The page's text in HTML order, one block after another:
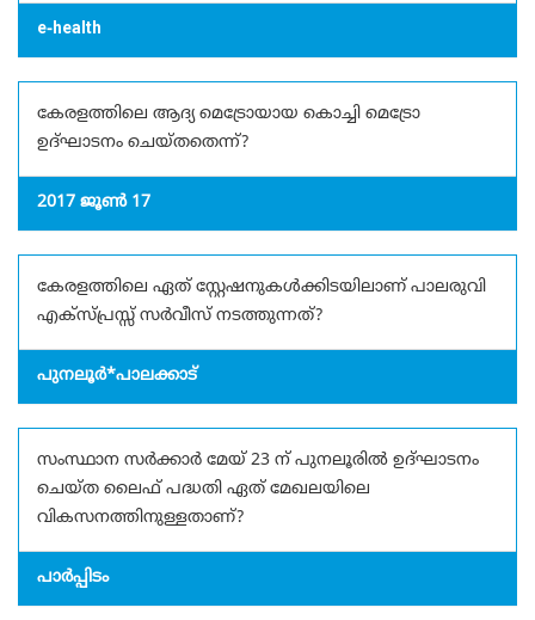
e-health
കേരളത്തിലെ ആദ്യ മെട്രോയായ കൊച്ചി മെട്രോ
ഉദ്ഘാടനം ചെയ്തതെന്ന്?
2017 ജൂൺ 17
കേരളത്തിലെ ഏത് സ്റ്റേഷനുകൾക്കിടയിലാണ് പാലരുവി
എക്സ്പ്രസ്സ് സർവീസ് നടത്തുന്നത്?
പുനലൂർ*പാലക്കാട്
സംസ്ഥാന സർക്കാർ മേയ് 23 ന് പുനലൂരിൽ ഉദ്ഘാടനം
ചെയ്ത ലൈഫ് പദ്ധതി ഏത് മേഖലയിലെ
വികസനത്തിനുള്ളതാണ്?
പാർപ്പിടം